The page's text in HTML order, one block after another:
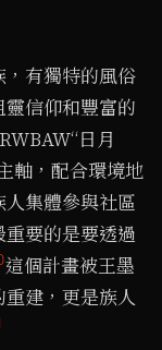
，有獨特的風俗
信仰和豐富的
日月
軸，配合環境地
集體參與社區
要的是要透過
這個計畫被王墨
建，更是族人